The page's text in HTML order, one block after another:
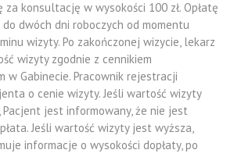
za konsultację w wysokości 100 zł. Opłatę
dwóch dni roboczych od momentu
wizyty. Po zakończonej wizycie, lekarz
wizyty zgodnie z cennikiem
w Gabinecie. Pracownik rejestracji
o cenie wizyty. Jeśli wartość wizyty
Pacjent jest informowany, że nie jest
Jeśli wartość wizyty jest wyższa,
informacje o wysokości dopłaty, po